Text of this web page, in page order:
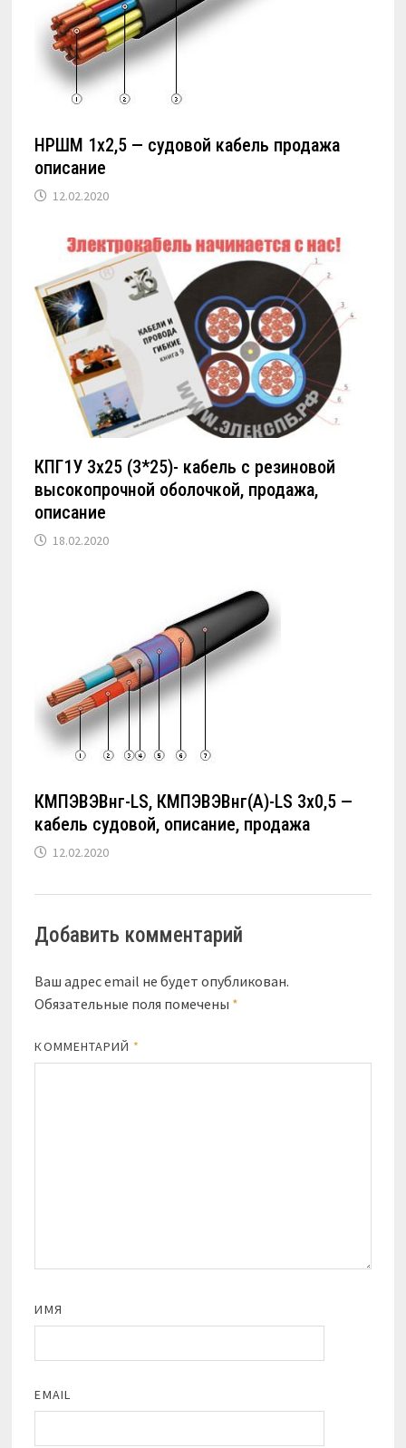
НРШМ 1х2,5 — судовой кабель продажа
описание
12.02.2020
КПГ1У 3х25 (3*25)- кабель с резиновой
высокопрочной оболочкой, продажа,
описание
18.02.2020
КМПЭВЭВнг-LS, КМПЭВЭВнг(А)-LS 3х0,5 —
кабель судовой, описание, продажа
12.02.2020
Добавить комментарий
Ваш адрес email не будет опубликован.
Обязательные поля помечены *
КОММЕНТАРИЙ *
ИМЯ
EMAIL